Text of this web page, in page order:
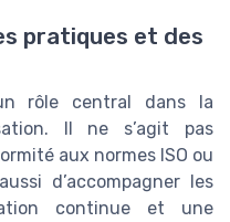
pratiques et des
rôle central dans la
Il ne s’agit pas
aux normes ISO ou
d’accompagner les
continue et une